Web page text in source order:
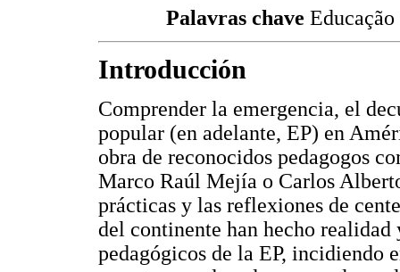
Palavras chave
Introducción
Comprender la emergencia, el
popular (en adelante, EP) en
obra de reconocidos pedagogos
Marco Raúl Mejía o Carlos
prácticas y las reflexiones de
del continente han hecho
pedagógicos de la EP, incidiendo